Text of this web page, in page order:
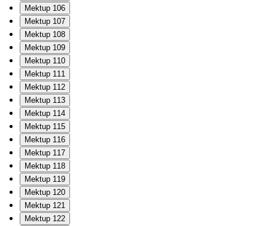
Mektup 106
Mektup 107
Mektup 108
Mektup 109
Mektup 110
Mektup 111
Mektup 112
Mektup 113
Mektup 114
Mektup 115
Mektup 116
Mektup 117
Mektup 118
Mektup 119
Mektup 120
Mektup 121
Mektup 122